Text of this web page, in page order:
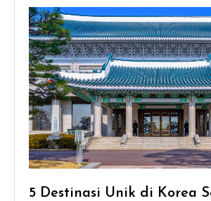
5 Destinasi Unik di Korea